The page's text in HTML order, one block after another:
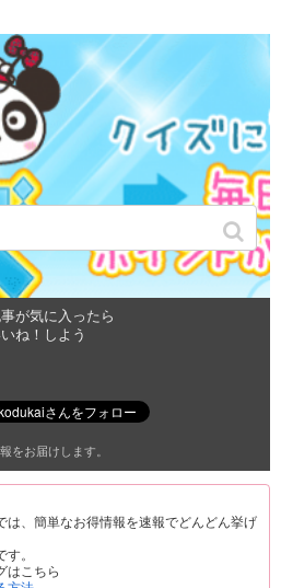
が気に入ったら
ね！しよう
をお届けします。
は、簡単なお得情報を速報でどんどん挙げ
。
はこちら